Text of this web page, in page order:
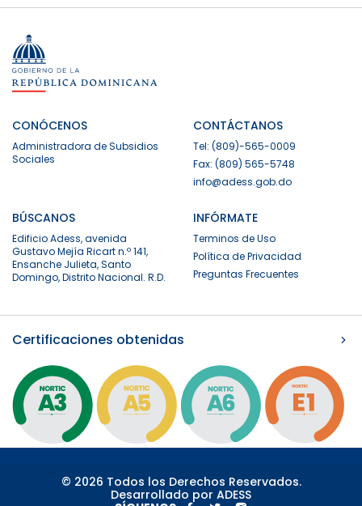
CONÓCENOS
Administradora de Subsidios
Sociales
CONTÁCTANOS
Tel: (809)-565-0009
Fax: (809) 565-5748
info@adess.gob.do
BÚSCANOS
Edificio Adess, avenida
Gustavo Mejía Ricart n.º 141,
Ensanche Julieta, Santo
Domingo, Distrito Nacional. R.D.
INFÓRMATE
Terminos de Uso
Política de Privacidad
Preguntas Frecuentes
Certificaciones obtenidas
© 2026 Todos los Derechos Reservados.
Desarrollado por ADESS